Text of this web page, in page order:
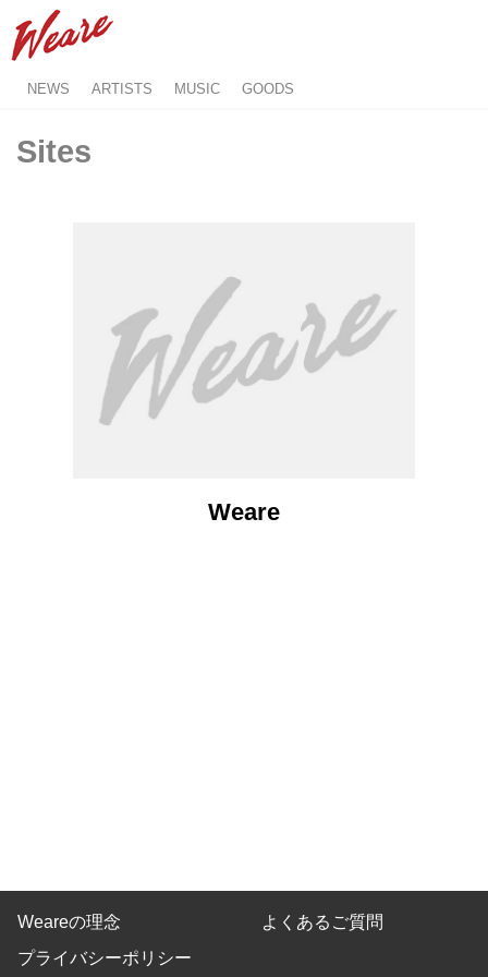
NEWS ARTISTS MUSIC GOODS
Sites
Weare
Weareの理念
よくあるご質問
プライバシーポリシー